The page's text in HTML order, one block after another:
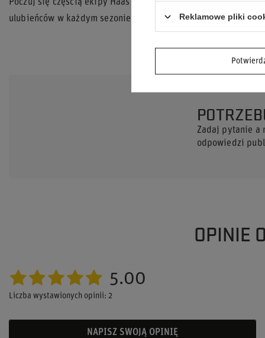
Poczuj się częścią ekipy Haas F1 Team z czapką zimową
ulubieńców w każdym sezonie!
Zadaj pytanie a
odpowiedzi
OPINIE
5.00
Liczba wystawionych opinii: 2
NAPISZ SWOJĄ OPINIĘ
Reklamowe pliki